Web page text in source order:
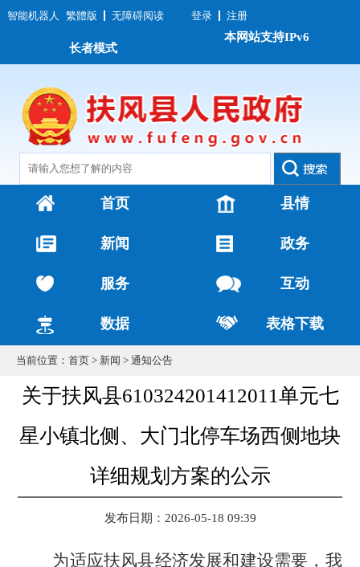
智能机器人 繁體版 无障碍阅读 登录 注册
本网站支持IPv6
长者模式
首页 县情
新闻 政务
服务 互动
数据 表格下载
当前位置： 首页 > 新闻 > 通知公告
关于扶风县610324201412011单元七
星小镇北侧、大门北停车场西侧地块
详细规划方案的公示
发布日期：2026-05-18 09:39
为适应扶风县经济发展和建设需要， 我